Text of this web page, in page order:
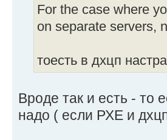
For the case where
on separate servers,
тоесть в дхцп
Вроде так и есть - то
надо ( если РХЕ и